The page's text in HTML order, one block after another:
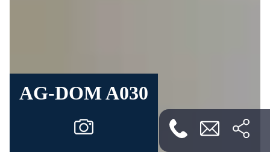
AG-DOM A030